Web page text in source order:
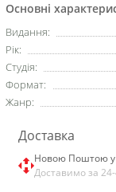
Основні
Видання:
Рік:
Студія:
Формат:
Жанр:
Доставка
Новою Поштою у
Доставимо за